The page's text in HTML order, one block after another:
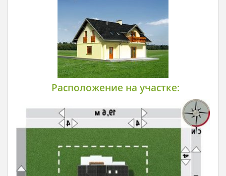
Расположение на участке: